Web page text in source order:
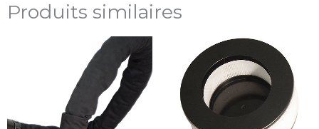
Produits similaires